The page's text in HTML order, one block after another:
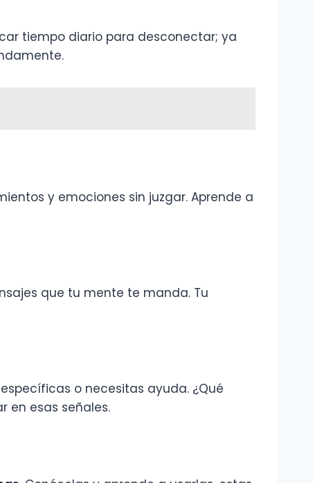
tiempo diario para desconectar; ya
y emociones sin juzgar. Aprende a
que tu mente te manda. Tu
o necesitas ayuda. ¿Qué
en esas señales.